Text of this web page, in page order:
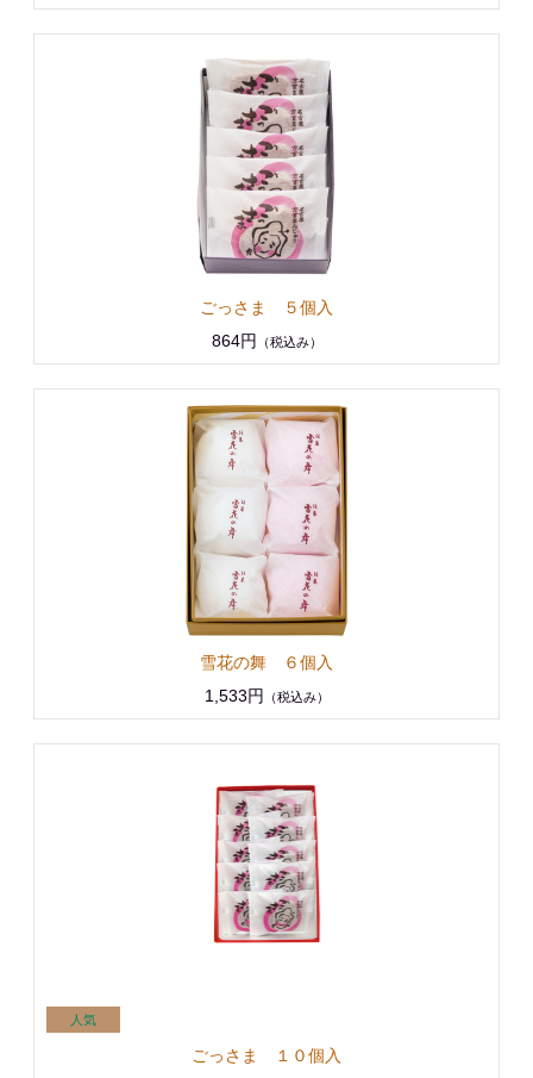
ごっさま ５個入
864円
（税込み）
雪花の舞 ６個入
1,533円
（税込み）
ごっさま １０個入